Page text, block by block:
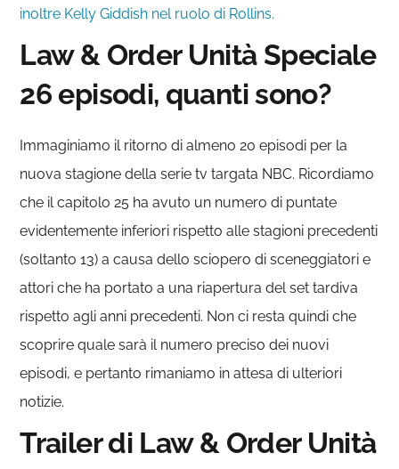
inoltre Kelly Giddish nel ruolo di Rollins.
Law & Order Unità Speciale
26 episodi, quanti sono?
Immaginiamo il ritorno di almeno 20 episodi per la
nuova stagione della serie tv targata NBC. Ricordiamo
che il capitolo 25 ha avuto un numero di puntate
evidentemente inferiori rispetto alle stagioni precedenti
(soltanto 13) a causa dello sciopero di sceneggiatori e
attori che ha portato a una riapertura del set tardiva
rispetto agli anni precedenti. Non ci resta quindi che
scoprire quale sarà il numero preciso dei nuovi
episodi, e pertanto rimaniamo in attesa di ulteriori
notizie.
Trailer di Law & Order Unità